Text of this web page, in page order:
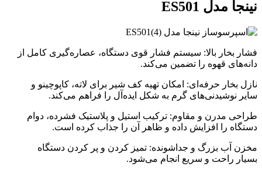
نینجا مدل ES501
فشار بخار بالا: سیستم فشار قوی دستگاه، عصاره‌گیری کامل از
دانه‌های قهوه را تضمین می‌کند.
نازل بخار حرفه‌ای: امکان تهیه کف شیر برای لاته، کاپوچینو و
سایر نوشیدنی‌های گرم به شکل ایده‌آل را فراهم می‌کند.
طراحی مدرن و مقاوم: ترکیب استیل و پلاستیک فشرده، دوام
دستگاه را افزایش داده و ظاهر آن را جذاب کرده است.
مخزن آب بزرگ و جداشونده: تمیز کردن و پر کردن دستگاه
بسیار راحت و سریع انجام می‌شود.